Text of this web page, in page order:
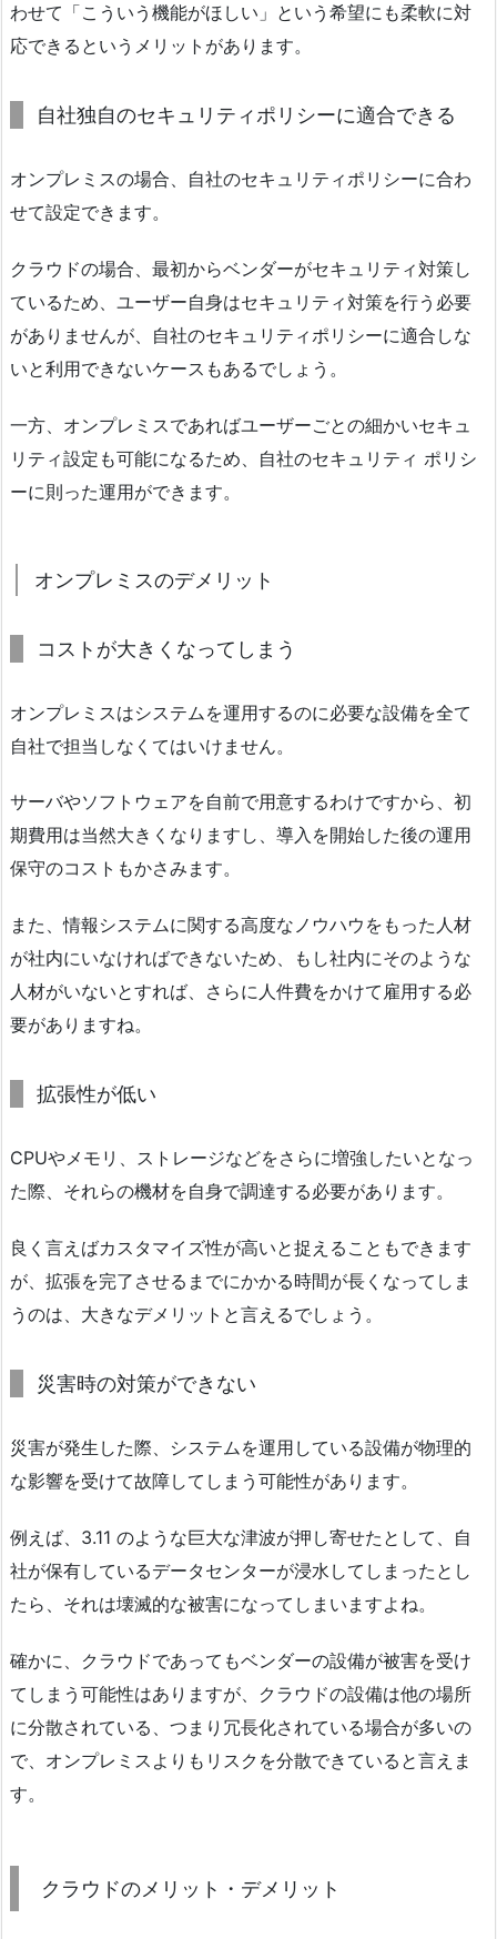
わせて「こういう機能がほしい」という希望にも柔軟に対
応できるというメリットがあります。
自社独自のセキュリティポリシーに適合できる
オンプレミスの場合、自社のセキュリティポリシーに合わ
せて設定できます。
クラウドの場合、最初からベンダーがセキュリティ対策し
ているため、ユーザー自身はセキュリティ対策を行う必要
がありませんが、自社のセキュリティポリシーに適合しな
いと利用できないケースもあるでしょう。
一方、オンプレミスであればユーザーごとの細かいセキュ
リティ設定も可能になるため、自社のセキュリティ ポリシ
ーに則った運用ができます。
オンプレミスのデメリット
コストが大きくなってしまう
オンプレミスはシステムを運用するのに必要な設備を全て
自社で担当しなくてはいけません。
サーバやソフトウェアを自前で用意するわけですから、初
期費用は当然大きくなりますし、導入を開始した後の運用
保守のコストもかさみます。
また、情報システムに関する高度なノウハウをもった人材
が社内にいなければできないため、もし社内にそのような
人材がいないとすれば、さらに人件費をかけて雇用する必
要がありますね。
拡張性が低い
CPUやメモリ、ストレージなどをさらに増強したいとなっ
た際、それらの機材を自身で調達する必要があります。
良く言えばカスタマイズ性が高いと捉えることもできます
が、拡張を完了させるまでにかかる時間が長くなってしま
うのは、大きなデメリットと言えるでしょう。
災害時の対策ができない
災害が発生した際、システムを運用している設備が物理的
な影響を受けて故障してしまう可能性があります。
例えば、3.11 のような巨大な津波が押し寄せたとして、自
社が保有しているデータセンターが浸水してしまったとし
たら、それは壊滅的な被害になってしまいますよね。
確かに、クラウドであってもベンダーの設備が被害を受け
てしまう可能性はありますが、クラウドの設備は他の場所
に分散されている、つまり冗長化されている場合が多いの
で、オンプレミスよりもリスクを分散できていると言えま
す。
クラウドのメリット・デメリット